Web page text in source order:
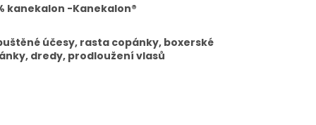
kanekalon -Kanekalon®
účesy, rasta copánky, boxerské
dredy, prodloužení vlasů